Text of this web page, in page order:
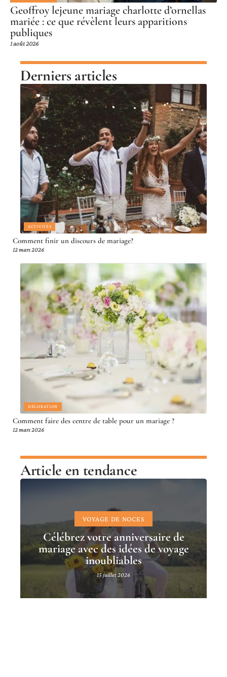
Geoffroy lejeune mariage charlotte d’ornellas
mariée : ce que révèlent leurs apparitions
publiques
1 août 2026
Derniers articles
ACTIVITÉS
Comment finir un discours de mariage?
12 mars 2026
DÉCORATION
Comment faire des centre de table pour un mariage ?
12 mars 2026
Article en tendance
VOYAGE DE NOCES
Célébrez votre anniversaire de
mariage avec des idées de voyage
inoubliables
15 juillet 2026